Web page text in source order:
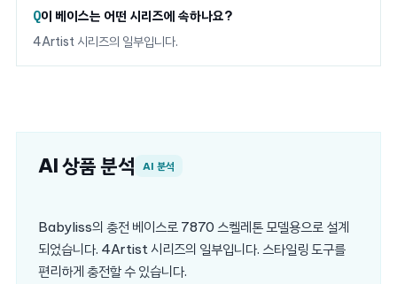
이 베이스는 어떤 시리즈에 속하나요?
4Artist 시리즈의 일부입니다.
AI 상품 분석 AI 분석
Babyliss의 충전 베이스로 7870 스켈레톤 모델용으로 설계
되었습니다. 4Artist 시리즈의 일부입니다. 스타일링 도구를
편리하게 충전할 수 있습니다.